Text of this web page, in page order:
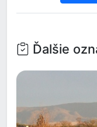
Ďalšie